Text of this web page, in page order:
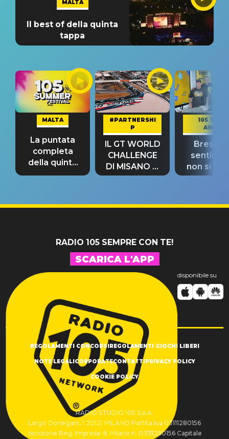
MALTA
Il best of della quinta
tappa
MALTA
La puntata
completa
della quinta
tappa
#PARTNERSHI
P
IL GT WORLD
CHALLENGE
DI MISANO si
riconferma
105 TAKE
AWAY
Bresh:
non si
fino alla
RADIO 105 SEMPRE CON TE!
SCARICA L'APP
disponibile su
REGOLAMENTI CONCORSI REGOLAMENTI GIOCHI LIBERI
NOTE LEGALI CORPORATECONTATTI PRIVACY POLICY
COOKIE POLICY
RADIO STUDIO 105 S.p.A.
Largo Donegani, 1 20121 MILANO Partita Iva 03111280156
Iscrizione Reg. Imprese di Milano n. 03111280156 Capitale